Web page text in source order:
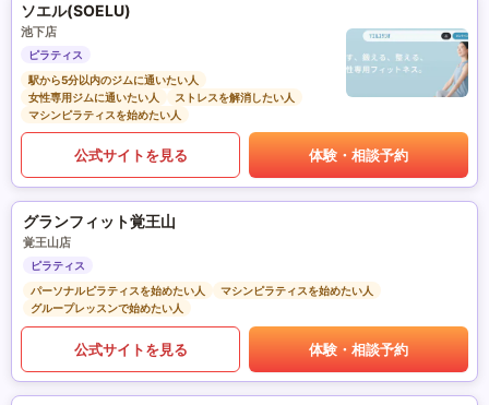
ソエル(SOELU)
池下店
ピラティス
駅から5分以内のジムに通いたい人
女性専用ジムに通いたい人
ストレスを解消したい人
マシンピラティスを始めたい人
公式サイトを見る 体験・相談予約
グランフィット覚王山
覚王山店
ピラティス
パーソナルピラティスを始めたい人
マシンピラティスを始めたい人
グループレッスンで始めたい人
公式サイトを見る 体験・相談予約